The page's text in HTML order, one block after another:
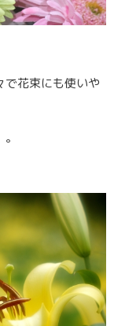
で花束にも使いや